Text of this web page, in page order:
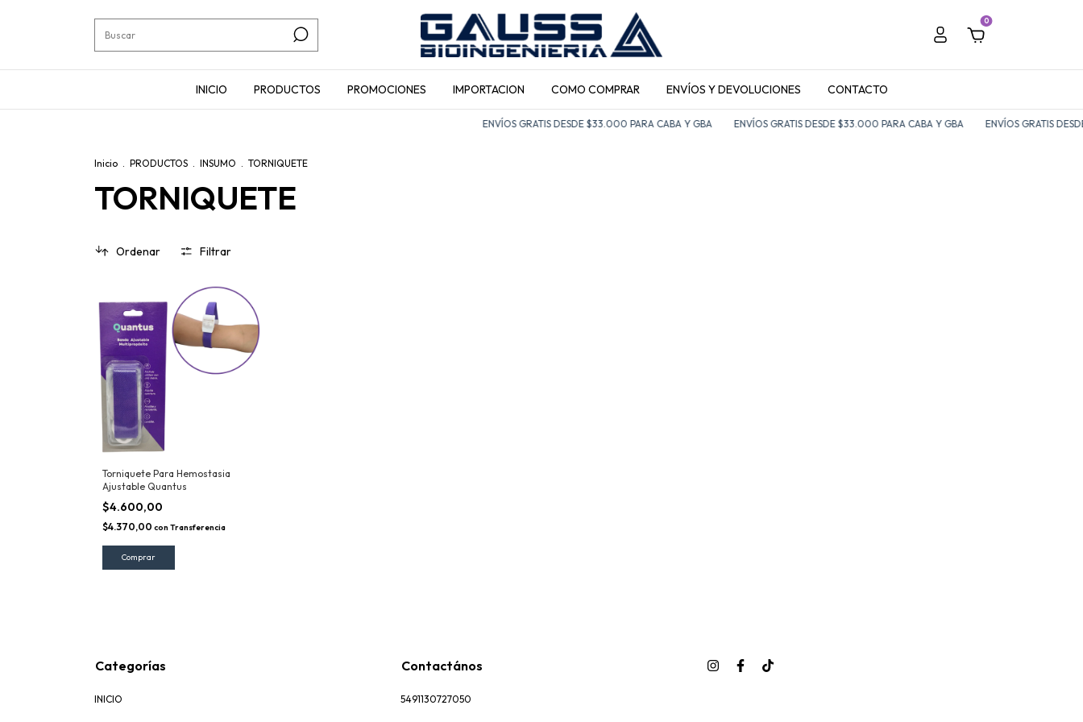
0
INICIO PRODUCTOS PROMOCIONES IMPORTACION COMO COMPRAR ENVÍOS Y DEVOLUCIONES CONTACTO
ENVÍOS GRATIS DESDE $33.000 PARA CABA Y GBA ENVÍOS GRATIS DESDE $33.000 PARA CABA Y GBA ENVÍOS GRATIS
Inicio . PRODUCTOS . INSUMO . TORNIQUETE
TORNIQUETE
Ordenar Filtrar
Torniquete Para Hemostasia
Ajustable Quantus
$4.600,00
$4.370,00 con Transferencia
Categorías
INICIO
Contactános
5491130727050